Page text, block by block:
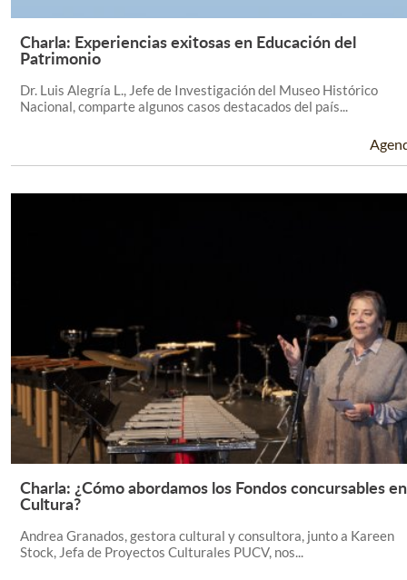
Leer Más +
Charla: Experiencias exitosas en Educación del
Patrimonio
Dr. Luis Alegría L., Jefe de Investigación del Museo Histórico
Nacional, comparte algunos casos destacados del país...
Leer Más +
Charla: ¿Cómo abordamos los Fondos concursables en
Cultura?
Andrea Granados, gestora cultural y consultora, junto a Kareen
Stock, Jefa de Proyectos Culturales PUCV, nos...